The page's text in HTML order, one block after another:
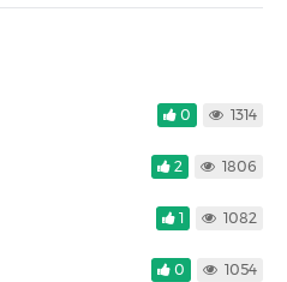
0 1314
2 1806
1 1082
0 1054